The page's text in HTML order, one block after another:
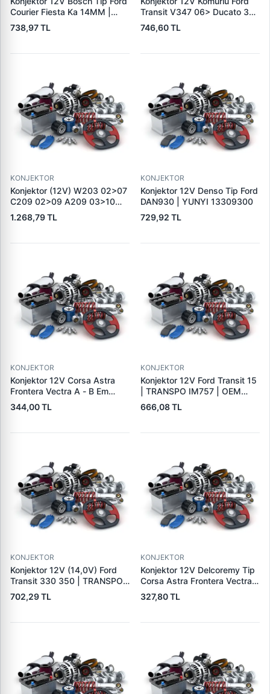
Courier Fiesta Ka 14MM |
TRANSPO IB5217 | OEM
TRANSPO IB235
738,97 TL
Transit V347 06> Ducato 3
Boxer 3 Jumper 3 | TRANSPO
IB6026 | OEM 77364083
746,60 TL
KONJEKTOR
Konjektor (12V) W203 02>07
C209 02>09 A209 03>10
W211 04>08 R171 04>11 |
GENON GNR-V224 | OEM
1.268,79 TL
KONJEKTOR
Konjektor 12V Denso Tip Ford
DAN930 | YUNYI 13309300
729,92 TL
KONJEKTOR
Konjektor 12V Corsa Astra
Frontera Vectra A - B Em
Astra G | PARS PRS-DE701 |
OEM 1204270 140475019
344,00 TL
KONJEKTOR
Konjektor 12V Ford Transit 15
| TRANSPO IM757 | OEM
A866X40371
666,08 TL
KONJEKTOR
Konjektor 12V (14,0V) Ford
Transit 330 350 | TRANSPO
F610
702,29 TL
KONJEKTOR
Konjektor 12V Delcoremy Tip
Corsa Astra Frontera Vectra
A - B Em Astra G | YUNYI 01-
004 | OEM 1204270
327,80 TL